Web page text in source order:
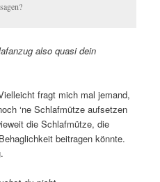
also quasi dein
fragt mich mal jemand,
‘ne Schlafmütze aufsetzen
die Schlafmütze, die
beitragen könnte.